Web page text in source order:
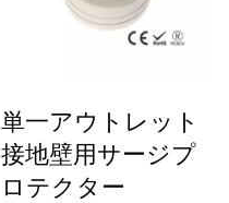
単一アウトレット
接地壁用サージプ
ロテクター